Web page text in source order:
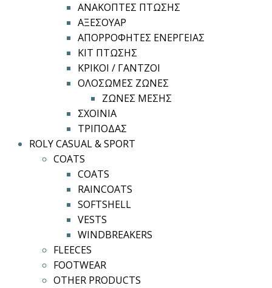
ΑΝΑΚΟΠΤΕΣ ΠΤΩΣΗΣ
ΑΞΕΣΟΥΑΡ
ΑΠΟΡΡΟΦΗΤΕΣ ΕΝΕΡΓΕΙΑΣ
ΚΙΤ ΠΤΩΣΗΣ
ΚΡΙΚΟΙ / ΓΑΝΤΖΟΙ
ΟΛΟΣΩΜΕΣ ΖΩΝΕΣ
ΖΩΝΕΣ ΜΕΣΗΣ
ΣΧΟΙΝΙΑ
ΤΡΙΠΟΔΑΣ
ROLY CASUAL & SPORT
COATS
COATS
RAINCOATS
SOFTSHELL
VESTS
WINDBREAKERS
FLEECES
FOOTWEAR
OTHER PRODUCTS